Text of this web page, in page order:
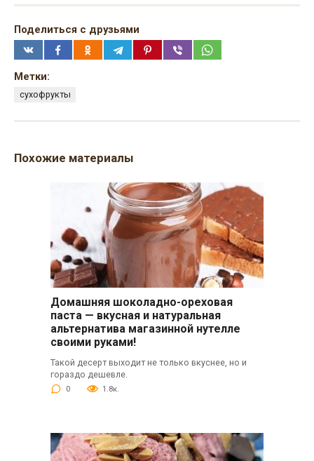
Поделиться с друзьями
Метки:
сухофрукты
Похожие материалы
Домашняя шоколадно-ореховая
паста — вкусная и натуральная
альтернатива магазинной нутелле
своими руками!
Такой десерт выходит не только вкуснее, но и
гораздо дешевле.
0 1.8к.